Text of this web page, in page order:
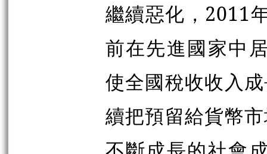
繼續惡化，2011
前在先進國家中
使全國稅收收入
續把預留給貨幣